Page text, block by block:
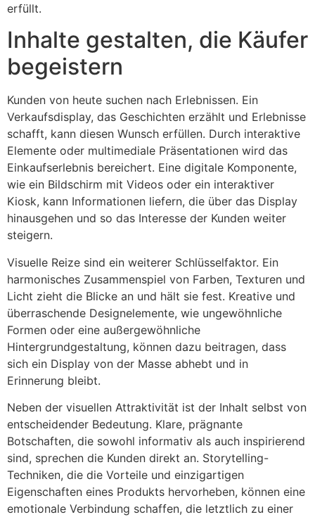
erfüllt.
Inhalte gestalten, die Käufer
begeistern
Kunden von heute suchen nach Erlebnissen. Ein
Verkaufsdisplay, das Geschichten erzählt und Erlebnisse
schafft, kann diesen Wunsch erfüllen. Durch interaktive
Elemente oder multimediale Präsentationen wird das
Einkaufserlebnis bereichert. Eine digitale Komponente,
wie ein Bildschirm mit Videos oder ein interaktiver
Kiosk, kann Informationen liefern, die über das Display
hinausgehen und so das Interesse der Kunden weiter
steigern.
Visuelle Reize sind ein weiterer Schlüsselfaktor. Ein
harmonisches Zusammenspiel von Farben, Texturen und
Licht zieht die Blicke an und hält sie fest. Kreative und
überraschende Designelemente, wie ungewöhnliche
Formen oder eine außergewöhnliche
Hintergrundgestaltung, können dazu beitragen, dass
sich ein Display von der Masse abhebt und in
Erinnerung bleibt.
Neben der visuellen Attraktivität ist der Inhalt selbst von
entscheidender Bedeutung. Klare, prägnante
Botschaften, die sowohl informativ als auch inspirierend
sind, sprechen die Kunden direkt an. Storytelling-
Techniken, die die Vorteile und einzigartigen
Eigenschaften eines Produkts hervorheben, können eine
emotionale Verbindung schaffen, die letztlich zu einer